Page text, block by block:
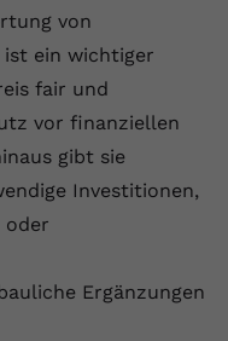
von
ist ein wichtiger
fair und
vor finanziellen
gibt sie
Investitionen,
oder
Ergänzungen